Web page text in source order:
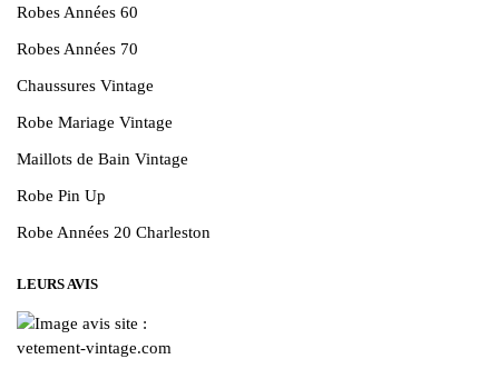
Robes Années 60
Robes Années 70
Chaussures Vintage
Robe Mariage Vintage
Maillots de Bain Vintage
Robe Pin Up
Robe Années 20 Charleston
LEURS AVIS